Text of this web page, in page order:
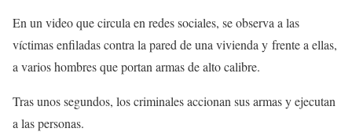
En un video que circula en redes sociales, se observa a las
víctimas enfiladas contra la pared de una vivienda y frente a ellas,
a varios hombres que portan armas de alto calibre.
Tras unos segundos, los criminales accionan sus armas y ejecutan
a las personas.